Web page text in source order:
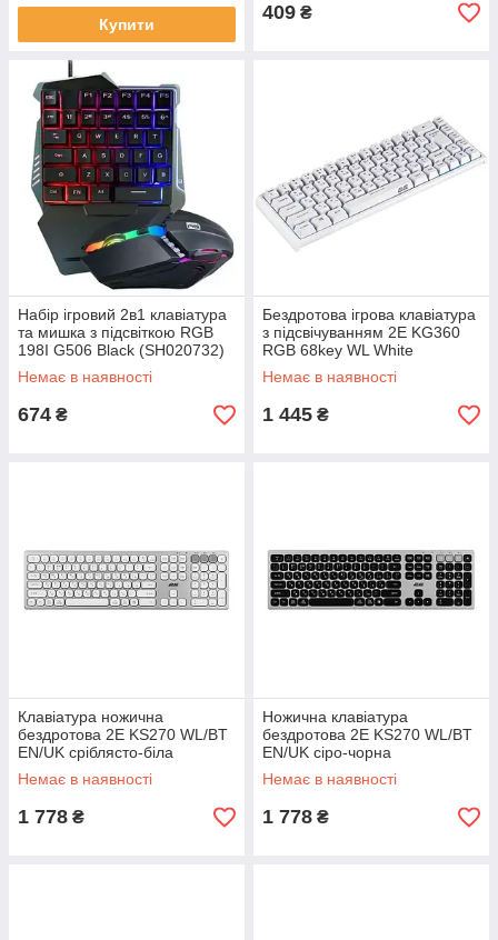
Купити
409 ₴
Набір ігровий 2в1 клавіатура
та мишка з підсвіткою RGB
198I G506 Black (SH020732)
Немає в наявності
674 ₴
Бездротова ігрова клавіатура
з підсвічуванням 2E KG360
RGB 68key WL White
(SHiz15461)
Немає в наявності
1 445 ₴
Клавіатура ножична
бездротова 2E KS270 WL/BT
EN/UK сріблясто-біла
(SHiz15816)
Немає в наявності
1 778 ₴
Ножична клавіатура
бездротова 2E KS270 WL/BT
EN/UK сіро-чорна
(SHiz15815)
Немає в наявності
1 778 ₴